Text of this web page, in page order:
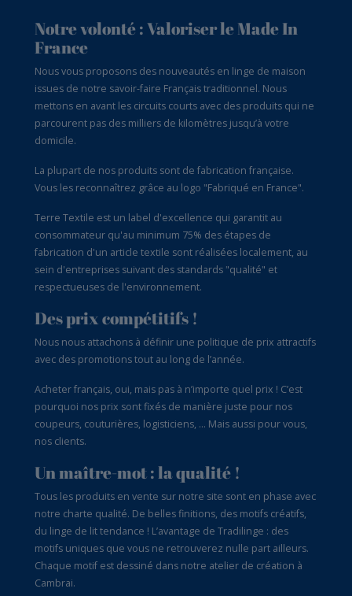
Notre volonté : Valoriser le Made In
France
Nous vous proposons des nouveautés en linge de maison
issues de notre savoir-faire Français traditionnel. Nous
mettons en avant les circuits courts avec des produits qui ne
parcourent pas des milliers de kilomètres jusqu’à votre
domicile.
La plupart de nos produits sont de fabrication française.
Vous les reconnaîtrez grâce au logo "Fabriqué en France".
Terre Textile est un label d'excellence qui garantit au
consommateur qu'au minimum 75% des étapes de
fabrication d'un article textile sont réalisées localement, au
sein d'entreprises suivant des standards "qualité" et
respectueuses de l'environnement.
Des prix compétitifs !
Nous nous attachons à définir une politique de prix attractifs
avec des promotions tout au long de l’année.
Acheter français, oui, mais pas à n’importe quel prix ! C’est
pourquoi nos prix sont fixés de manière juste pour nos
coupeurs, couturières, logisticiens, … Mais aussi pour vous,
nos clients.
Un maître-mot : la qualité !
Tous les produits en vente sur notre site sont en phase avec
notre charte qualité. De belles finitions, des motifs créatifs,
du linge de lit tendance ! L’avantage de Tradilinge : des
motifs uniques que vous ne retrouverez nulle part ailleurs.
Chaque motif est dessiné dans notre atelier de création à
Cambrai.